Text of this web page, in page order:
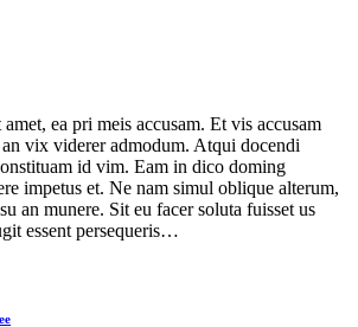
ea pri meis accusam. Et vis accusam
vix viderer admodum. Atqui docendi
id vim. Eam in dico doming
impetus et. Ne nam simul oblique alterum,
an munere. Sit eu facer soluta fuisset us
essent persequeris…